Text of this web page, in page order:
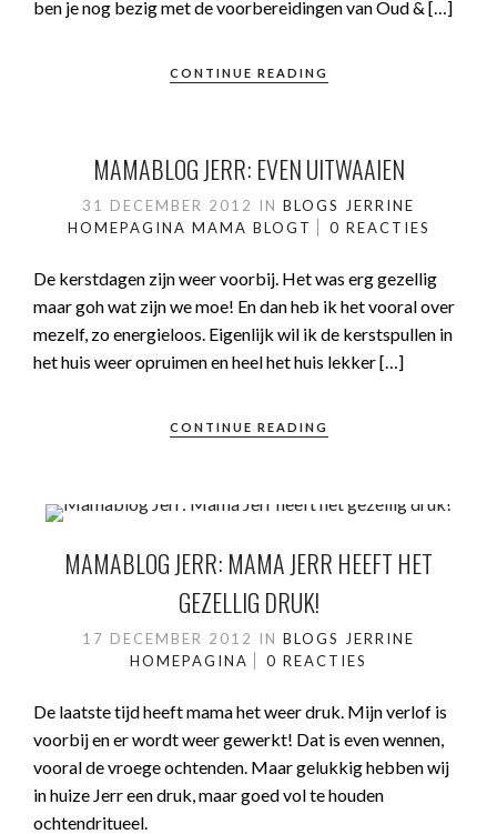
ben je nog bezig met de voorbereidingen van Oud & […]
CONTINUE READING
MAMABLOG JERR: EVEN UITWAAIEN
31 DECEMBER 2012 IN BLOGS JERRINE
HOMEPAGINA MAMA BLOGT 0 REACTIES
De kerstdagen zijn weer voorbij. Het was erg gezellig
maar goh wat zijn we moe! En dan heb ik het vooral over
mezelf, zo energieloos. Eigenlijk wil ik de kerstspullen in
het huis weer opruimen en heel het huis lekker […]
CONTINUE READING
MAMABLOG JERR: MAMA JERR HEEFT HET
GEZELLIG DRUK!
17 DECEMBER 2012 IN BLOGS JERRINE
HOMEPAGINA
0 REACTIES
De laatste tijd heeft mama het weer druk. Mijn verlof is
voorbij en er wordt weer gewerkt! Dat is even wennen,
vooral de vroege ochtenden. Maar gelukkig hebben wij
in huize Jerr een druk, maar goed vol te houden
ochtendritueel.